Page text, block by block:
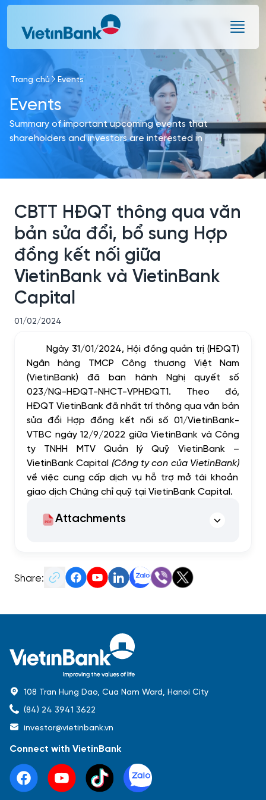
Skip to Main Content
Trang chủ Events
Events
Summary of important upcoming events that
shareholders and investors are interested in
CBTT HĐQT thông qua văn
bản sửa đổi, bổ sung Hợp
đồng kết nối giữa
VietinBank và VietinBank
Capital
01/02/2024
Ngày 31/01/2024, Hội đồng quản trị (HĐQT)
Ngân hàng TMCP Công thương Việt Nam
(VietinBank) đã ban hành Nghị quyết số
023/NQ-HĐQT-NHCT-VPHĐQT1. Theo đó,
HĐQT VietinBank đã nhất trí thông qua văn bản
sửa đổi Hợp đồng kết nối số 01/VietinBank-
VTBC ngày 12/9/2022 giữa VietinBank và Công
ty TNHH MTV Quản lý Quỹ VietinBank –
VietinBank Capital (Công ty con của VietinBank)
về việc cung cấp dịch vụ hỗ trợ mở tài khoản
giao dịch Chứng chỉ quỹ tại VietinBank Capital.
Attachments
Share:
108 Tran Hung Dao, Cua Nam Ward, Hanoi City
(84) 24 3941 3622
investor@vietinbank.vn
Connect with VietinBank